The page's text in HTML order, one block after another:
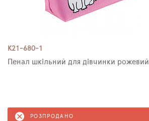
K21-680-1
Пенал шкільний для дівчинки
РОЗПРОДАНО